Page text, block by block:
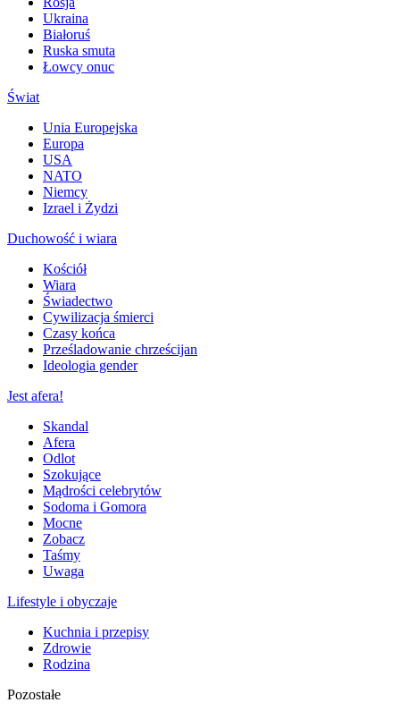
Ukraina
Białoruś
Ruska smuta
Łowcy onuc
Świat
Unia Europejska
Europa
USA
NATO
Niemcy
Izrael i Żydzi
Duchowość i wiara
Kościół
Wiara
Świadectwo
Cywilizacja śmierci
Czasy końca
Prześladowanie chrześcijan
Ideologia gender
Jest afera!
Skandal
Afera
Odlot
Szokujące
Mądrości celebrytów
Sodoma i Gomora
Mocne
Zobacz
Taśmy
Uwaga
Lifestyle i obyczaje
Kuchnia i przepisy
Zdrowie
Rodzina
Pozostałe